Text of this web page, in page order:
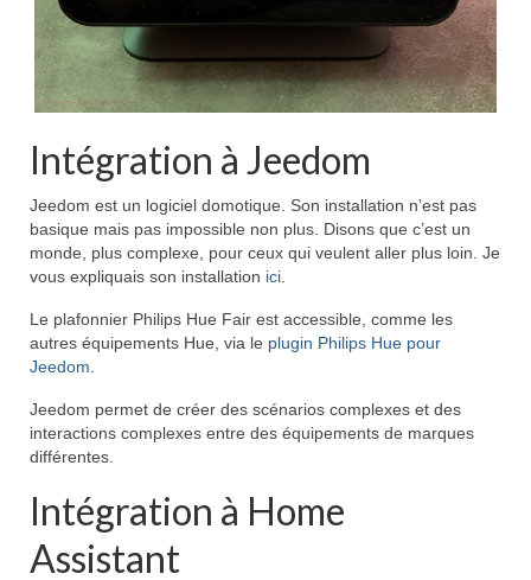
Intégration à Jeedom
Jeedom est un logiciel domotique. Son installation n’est pas
basique mais pas impossible non plus. Disons que c’est un
monde, plus complexe, pour ceux qui veulent aller plus loin. Je
vous expliquais son installation ici.
Le plafonnier Philips Hue Fair est accessible, comme les
autres équipements Hue, via le plugin Philips Hue pour
Jeedom.
Jeedom permet de créer des scénarios complexes et des
interactions complexes entre des équipements de marques
différentes.
Intégration à Home
Assistant